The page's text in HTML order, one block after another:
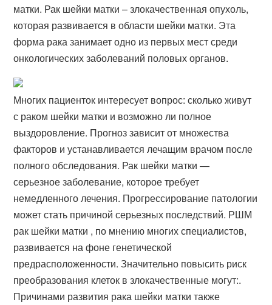
матки. Рак шейки матки – злокачественная опухоль,
которая развивается в области шейки матки. Эта
форма рака занимает одно из первых мест среди
онкологических заболеваний половых органов.
Многих пациенток интересует вопрос: сколько живут
с раком шейки матки и возможно ли полное
выздоровление. Прогноз зависит от множества
факторов и устанавливается лечащим врачом после
полного обследования. Рак шейки матки —
серьезное заболевание, которое требует
немедленного лечения. Прогрессирование патологии
может стать причиной серьезных последствий. РШМ
рак шейки матки , по мнению многих специалистов,
развивается на фоне генетической
предрасположенности. Значительно повысить риск
преобразования клеток в злокачественные могут:.
Причинами развития рака шейки матки также